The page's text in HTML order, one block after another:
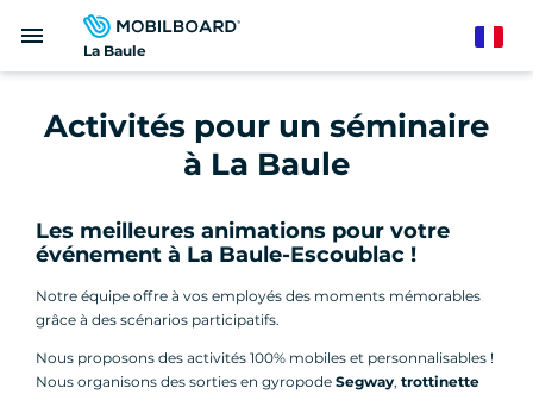
La Baule
menu
Activités pour un séminaire
à La Baule
Les meilleures animations pour votre
événement à La Baule-Escoublac !
Notre équipe offre à vos employés des moments mémorables
grâce à des scénarios participatifs.
Nous proposons des activités 100% mobiles et personnalisables !
Nous organisons des sorties en gyropode Segway, trottinette